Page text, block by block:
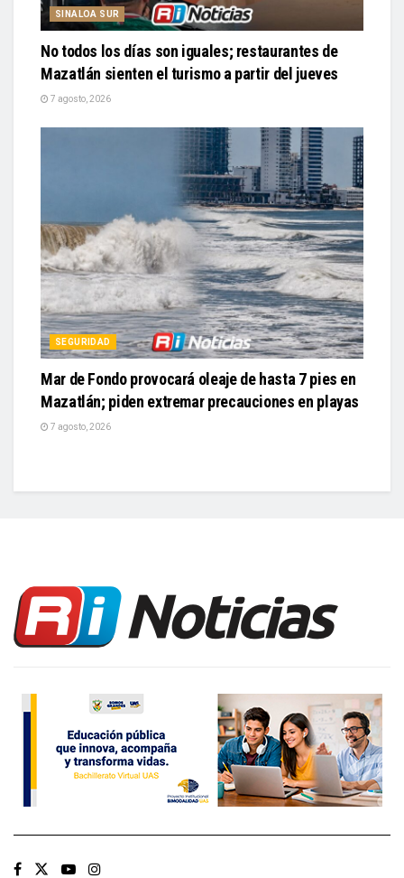
SINALOA SUR
No todos los días son iguales; restaurantes de
Mazatlán sienten el turismo a partir del jueves
7 agosto, 2026
SEGURIDAD
Mar de Fondo provocará oleaje de hasta 7 pies en
Mazatlán; piden extremar precauciones en playas
7 agosto, 2026